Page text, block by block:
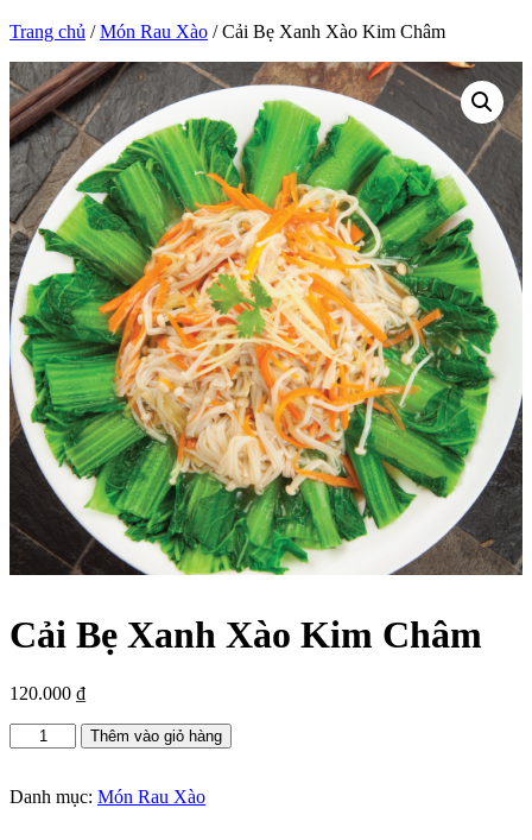
Trang chủ /Món Rau Xào / Cải Bẹ Xanh Xào Kim Châm
Cải Bẹ Xanh Xào Kim Châm
120.000 ₫
Bẹ
Xào
Thêm vào giỏ hàng
Danh mục: Món Rau Xào